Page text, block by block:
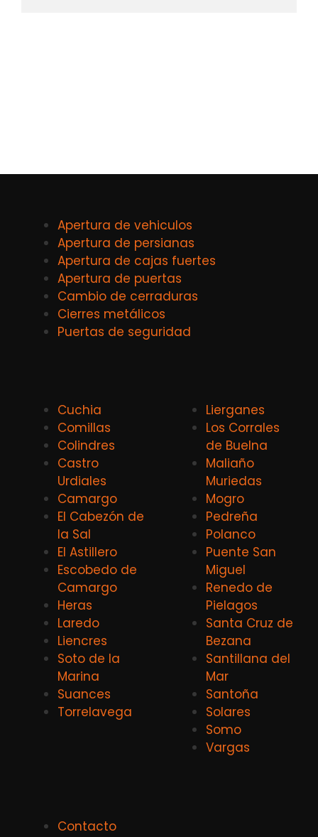
Apertura de vehiculos
Apertura de persianas
Apertura de cajas fuertes
Apertura de puertas
Cambio de cerraduras
Cierres metálicos
Puertas de seguridad
Cuchia
Comillas
Colindres
Castro
Urdiales
Camargo
El Cabezón de
la Sal
El Astillero
Escobedo de
Camargo
Heras
Laredo
Liencres
Soto de la
Marina
Suances
Torrelavega
Lierganes
Los Corrales
de Buelna
Maliaño
Muriedas
Mogro
Pedreña
Polanco
Puente San
Miguel
Renedo de
Pielagos
Santa Cruz de
Bezana
Santillana del
Mar
Santoña
Solares
Somo
Vargas
Contacto